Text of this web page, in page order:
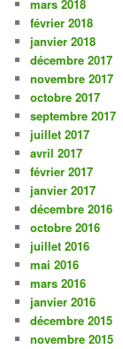
mars 2018
février 2018
janvier 2018
décembre 2017
novembre 2017
octobre 2017
septembre 2017
juillet 2017
avril 2017
février 2017
janvier 2017
décembre 2016
octobre 2016
juillet 2016
mai 2016
mars 2016
janvier 2016
décembre 2015
novembre 2015